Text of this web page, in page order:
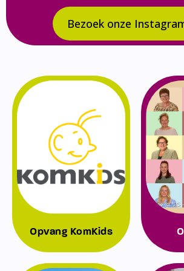
Bezoek onze
Opvang KomKids